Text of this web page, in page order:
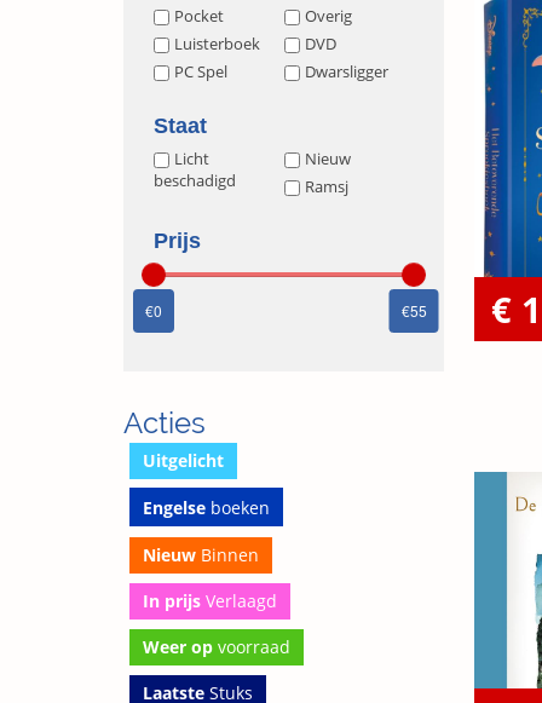
Pocket
Overig
Luisterboek
DVD
PC Spel
Dwarsligger
Staat
Licht
beschadigd
Nieuw
Ramsj
Prijs
0 55
Acties
Uitgelicht
Engelse boeken
Nieuw Binnen
In prijs Verlaagd
Weer op voorraad
Laatste Stuks
€